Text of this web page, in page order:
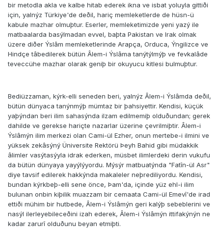
bir metodla akla ve kalbe hitab ederek ikna ve isbat yoluyla gittiði
için, yalnýz Türkiye'de deðil, hariç memleketlerde de hüsn-ü
kabule mazhar olmuþtur. Eserler, memleketimizde yeni yazý ile
matbaalarda basýlmadan evvel, baþta Pakistan ve Irak olmak
üzere diðer Ýslâm memleketlerinde Arapça, Orduca, Ýngilizce ve
Hindçe tâbedilerek bütün Âlem-i Ýslâma tanýtýlmýþ ve fevkalâde
teveccühe mazhar olarak geniþ bir okuyucu kitlesi bulmuþtur.
Bediüzzaman, kýrk-elli seneden beri, yalnýz Âlem-i Ýslâmda deðil,
bütün dünyaca tanýnmýþ mümtaz bir þahsiyettir. Kendisi, küçük
yaþýndan beri ilim sahasýnda ilzam edilmemiþ olduðundan; gerek
dahilde ve gerekse hariçte nazarlar üzerine çevrilmiþtir. Âlem-i
Ýslâmýn ilim merkezi olan Cami-ül Ezher, onun mertebe-i ilmini ve
yüksek zekâsýný Üniversite Rektörü Þeyh Bahid gibi müdakkik
âlimler vasýtasýyla idrak ederken, müsbet ilimlerdeki derin vukufu
da bütün dünyaya yayýlýyordu. Mýsýr matbuatýnda "Fatîn-ül Asr"
diye tavsif edilerek hakkýnda makaleler neþrediliyordu. Kendisi,
bundan kýrkbeþ-elli sene önce, Þam'da, içinde yüz ehl-i ilim
bulunan onbin kiþilik muazzam bir cemaata Cami-ül Emevî'de irad
ettiði mühim bir hutbede, Âlem-i Ýslâmýn geri kalýþ sebeblerini ve
nasýl ilerleyebileceðini izah ederek, Âlem-i Ýslâmýn ittifakýnýn ne
kadar zarurî olduðunu beyan etmiþti.